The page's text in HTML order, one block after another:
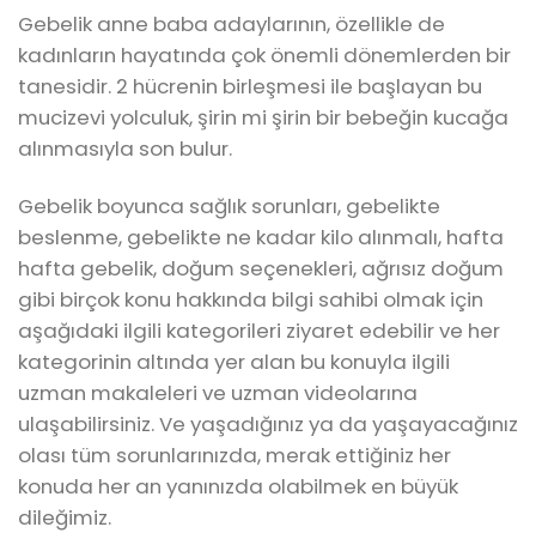
Gebelik anne baba adaylarının, özellikle de
kadınların hayatında çok önemli dönemlerden bir
tanesidir. 2 hücrenin birleşmesi ile başlayan bu
mucizevi yolculuk, şirin mi şirin bir bebeğin kucağa
alınmasıyla son bulur.
Gebelik boyunca sağlık sorunları, gebelikte
beslenme, gebelikte ne kadar kilo alınmalı, hafta
hafta gebelik, doğum seçenekleri, ağrısız doğum
gibi birçok konu hakkında bilgi sahibi olmak için
aşağıdaki ilgili kategorileri ziyaret edebilir ve her
kategorinin altında yer alan bu konuyla ilgili
uzman makaleleri ve uzman videolarına
ulaşabilirsiniz. Ve yaşadığınız ya da yaşayacağınız
olası tüm sorunlarınızda, merak ettiğiniz her
konuda her an yanınızda olabilmek en büyük
dileğimiz.